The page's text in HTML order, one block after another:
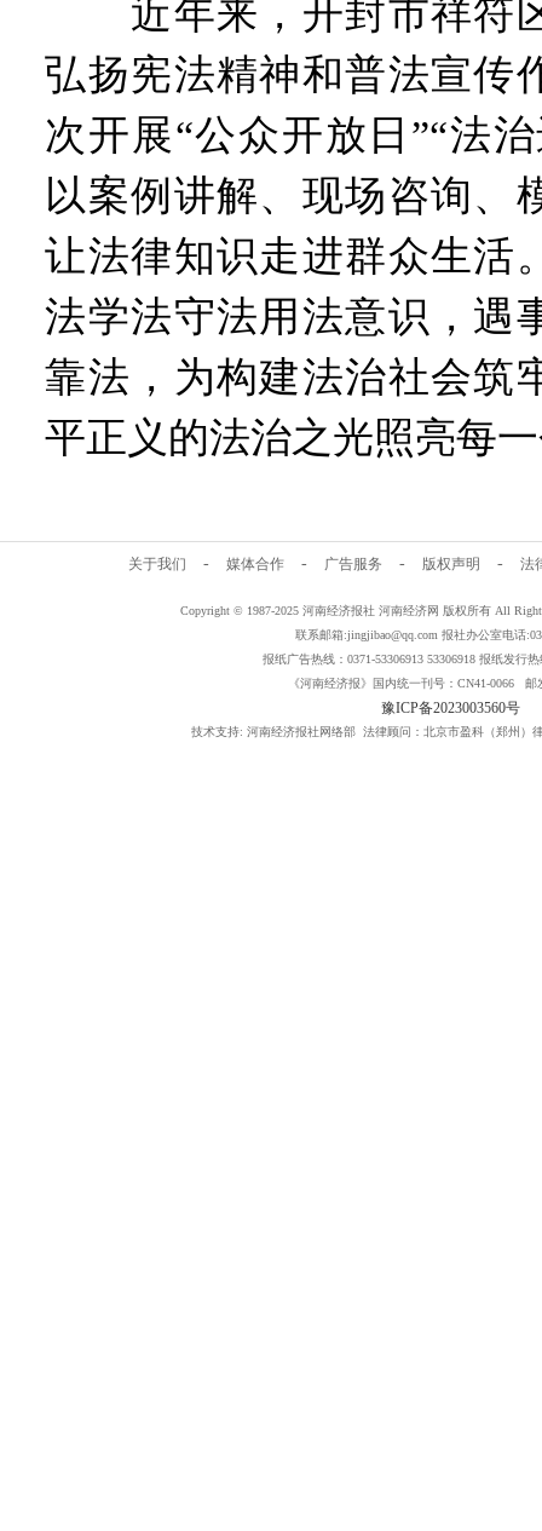
近年来，开封市祥符
弘扬宪法精神和普法宣传
次开展“公众开放日”“法
以案例讲解、现场咨询、
让法律知识走进群众生活
法学法守法用法意识，遇
靠法，为构建法治社会筑
平正义的法治之光照亮每
关于我们 - 媒体合作 - 广告服务 - 版权声明 - 法
Copyright © 1987-2025 河南经济报社 河南经济网 版权所有 All
联系邮箱:jingjibao@qq.com 报社办公室电话
报纸广告热线：0371-53306913 53306918 报纸发行热
《河南经济报》国内统一刊号：CN41-0066 邮
豫ICP备2023003560号
技术支持: 河南经济报社网络部 法律顾问：北京市盈科（郑州